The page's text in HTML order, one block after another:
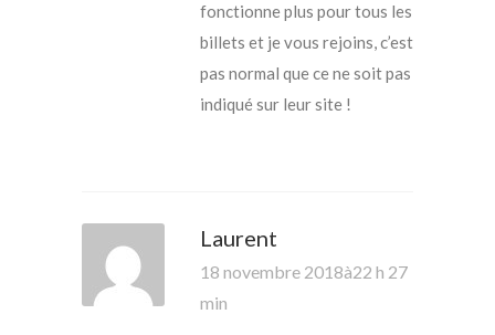
fonctionne plus pour tous les
billets et je vous rejoins, c’est
pas normal que ce ne soit pas
indiqué sur leur site !
Laurent
18 novembre 2018à22 h 27
min